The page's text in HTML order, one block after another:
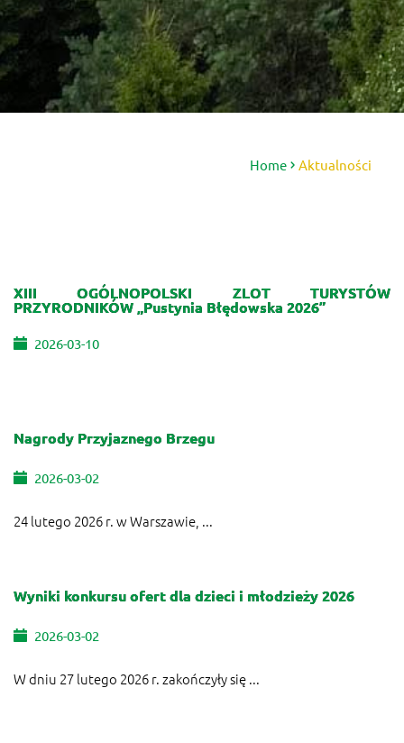
Home Aktualności
XIII OGÓLNOPOLSKI ZLOT TURYSTÓW
PRZYRODNIKÓW „Pustynia Błędowska 2026”
2026-03-10
Nagrody Przyjaznego Brzegu
2026-03-02
24 lutego 2026 r. w Warszawie, ...
Wyniki konkursu ofert dla dzieci i młodzieży 2026
2026-03-02
W dniu 27 lutego 2026 r. zakończyły się ...